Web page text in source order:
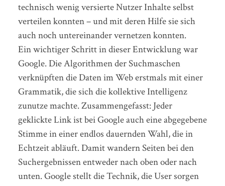
technisch wenig versierte Nutzer Inhalte selbst
verteilen konnten – und mit deren Hilfe sie sich
auch noch untereinander vernetzen konnten.
Ein wichtiger Schritt in dieser Entwicklung war
Google. Die Algorithmen der Suchmaschen
verknüpften die Daten im Web erstmals mit einer
Grammatik, die sich die kollektive Intelligenz
zunutze machte. Zusammengefasst: Jeder
geklickte Link ist bei Google auch eine abgegebene
Stimme in einer endlos dauernden Wahl, die in
Echtzeit abläuft. Damit wandern Seiten bei den
Suchergebnissen entweder nach oben oder nach
unten. Google stellt die Technik, die User sorgen